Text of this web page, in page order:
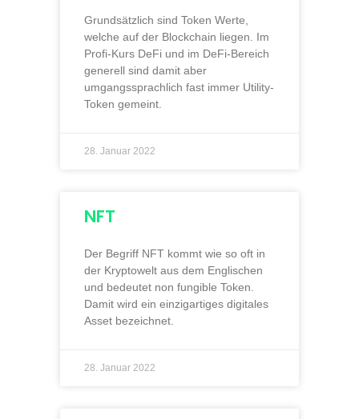
Grundsätzlich sind Token Werte,
welche auf der Blockchain liegen. Im
Profi-Kurs DeFi und im DeFi-Bereich
generell sind damit aber
umgangssprachlich fast immer Utility-
Token gemeint.
28. Januar 2022
NFT
Der Begriff NFT kommt wie so oft in
der Kryptowelt aus dem Englischen
und bedeutet non fungible Token.
Damit wird ein einzigartiges digitales
Asset bezeichnet.
28. Januar 2022